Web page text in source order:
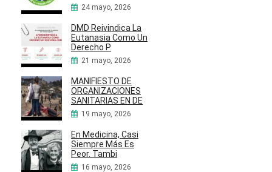
24 mayo, 2026
DMD Reivindica La
Eutanasia Como Un
Derecho P
21 mayo, 2026
MANIFIESTO DE
ORGANIZACIONES
SANITARIAS EN DE
19 mayo, 2026
En Medicina, Casi
Siempre Más Es
Peor. Tambi
16 mayo, 2026